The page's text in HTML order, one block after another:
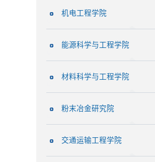
机电工程学院
能源科学与工程学院
材料科学与工程学院
粉末冶金研究院
交通运输工程学院